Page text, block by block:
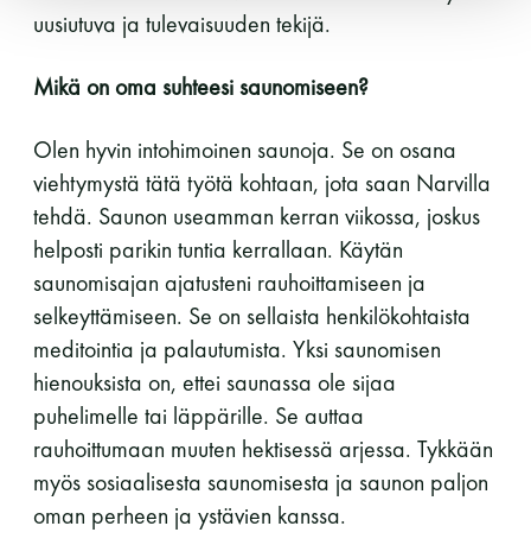
uusiutuva ja tulevaisuuden tekijä.
Mikä on oma suhteesi saunomiseen?
Olen hyvin intohimoinen saunoja. Se on osana
viehtymystä tätä työtä kohtaan, jota saan Narvilla
tehdä. Saunon useamman kerran viikossa, joskus
helposti parikin tuntia kerrallaan. Käytän
saunomisajan ajatusteni rauhoittamiseen ja
selkeyttämiseen. Se on sellaista henkilökohtaista
meditointia ja palautumista. Yksi saunomisen
hienouksista on, ettei saunassa ole sijaa
puhelimelle tai läppärille. Se auttaa
rauhoittumaan muuten hektisessä arjessa. Tykkään
myös sosiaalisesta saunomisesta ja saunon paljon
oman perheen ja ystävien kanssa.